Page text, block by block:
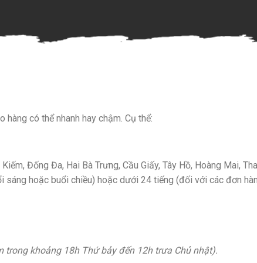
có thể nhanh hay chậm. Cụ thể:
Đống Đa, Hai Bà Trưng, Cầu Giấy, Tây Hồ, Hoàng Mai,
hoặc buổi chiều) hoặc dưới 24 tiếng (đối với các đơn
khoảng 18h Thứ bảy đến 12h trưa Chủ nhật).